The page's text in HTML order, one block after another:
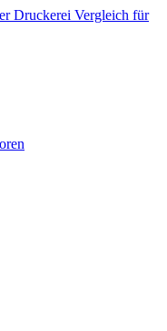
Druckerei Vergleich für